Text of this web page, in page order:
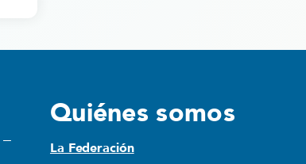
Quiénes somos
La Federación